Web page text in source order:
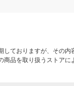
ておりますが、その
品を取り扱うストア